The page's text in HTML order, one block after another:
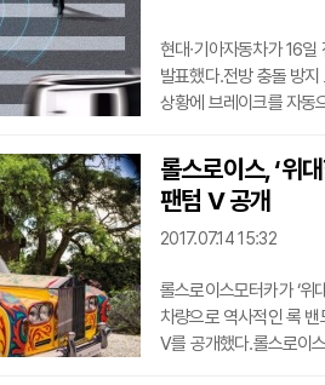
현대∙기아자동차가 16
발표했다.전방 충돌 방
상황에 브레이크를 자동
않은 차량에 비해 충돌
계획, 감지 센서 물량 수
탑재가 완료되는 시점을
대형 교통사고가 발생해
롤스로이스, ‘위
팬텀 V 공개
2017.07.14 15:32
롤스로이스모터카가 ‘
차량으로 역사적인 록
V를 공개했다.롤스로이